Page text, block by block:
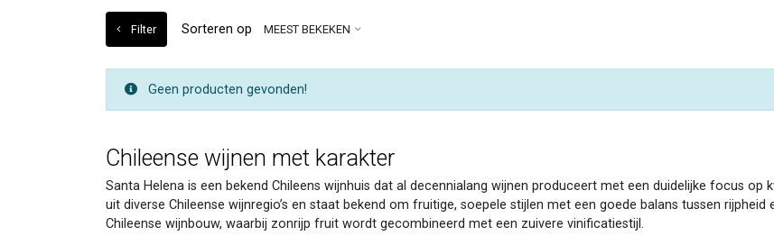
Filter Sorteren op MEEST BEKEKEN
Geen producten gevonden!
Chileense wijnen met karakter
Santa Helena is een bekend Chileens wijnhuis dat al decennialang wijnen produceert met een duidelijke focus op
uit diverse Chileense wijnregio’s en staat bekend om fruitige, soepele stijlen met een goede balans tussen
Chileense wijnbouw, waarbij zonrijp fruit wordt gecombineerd met een zuivere vinificatiestijl.